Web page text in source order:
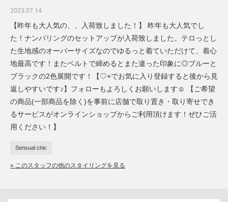
2023.07.14
【昨年も大人気の、、入荷致しました！】 昨年も大人気でし
た！ナンバリングのセットアップが入荷致しました。テロっとし
た生地感のオーバーサイズなのでゆるっと着ていただけて、着心
地最高です！またベルトで締めるとまた違った印象に◎ブルーと
ブラックの2色展開です！【♡+でお気に入り登録すると後から見
返しやすいです♪】フォローもよろしくお願いします☺︎︎︎︎ 【ご希望
の商品(一部商品を除く)を事前に店舗で取り置き・取り寄せでき
るサービスがオンラインショップからご利用頂けます！ぜひご活
用ください！】
Sensual chic
» このスタッフの他のスタイリングを見る